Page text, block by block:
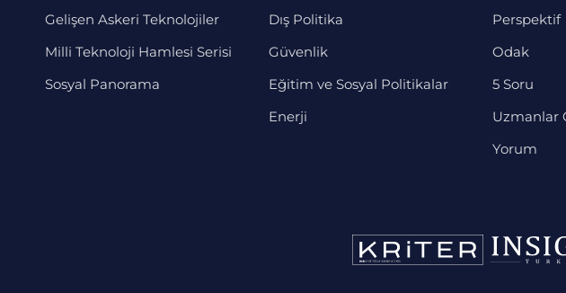
Gelişen Askeri Teknolojiler
Milli Teknoloji Hamlesi Serisi
Sosyal Panorama
Dış Politika
Güvenlik
Eğitim ve Sosyal Politikalar
Enerji
Perspektif
Odak
5 Soru
Uzmanlar
Yorum